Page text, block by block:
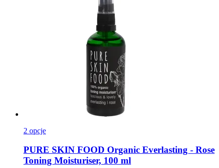
2 opcje
PURE SKIN FOOD Organic Everlasting -​ Rose
Toning Moisturiser, 100 ml